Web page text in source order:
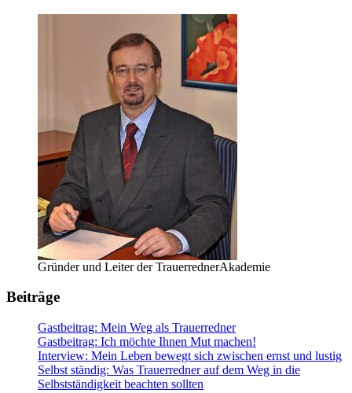
Gründer und Leiter der TrauerrednerAkademie
Beiträge
Gastbeitrag: Mein Weg als Trauerredner
Gastbeitrag: Ich möchte Ihnen Mut machen!
Interview: Mein Leben bewegt sich zwischen ernst und lustig
Selbst ständig: Was Trauerredner auf dem Weg in die
Selbstständigkeit beachten sollten